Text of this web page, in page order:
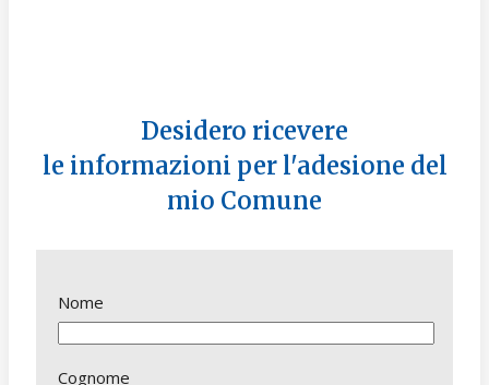
Desidero ricevere
le informazioni per l'adesione del
mio Comune
Nome
Cognome